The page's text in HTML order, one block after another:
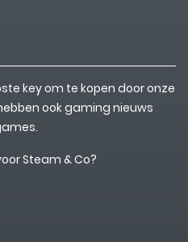
key om te kopen door onze
ook gaming nieuws
Steam & Co?